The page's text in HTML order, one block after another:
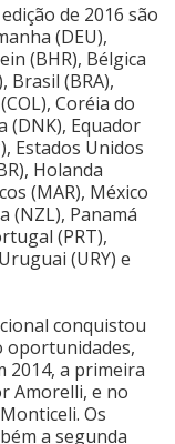
de 2016 são
(DEU),
(BHR), Bélgica
Brasil (BRA),
Coréia do
(DNK), Equador
Estados Unidos
Holanda
(MAR), México
(NZL), Panamá
(PRT),
(URY) e
conquistou
oportunidades,
2014, a primeira
Amorelli, e no
Os
a segunda